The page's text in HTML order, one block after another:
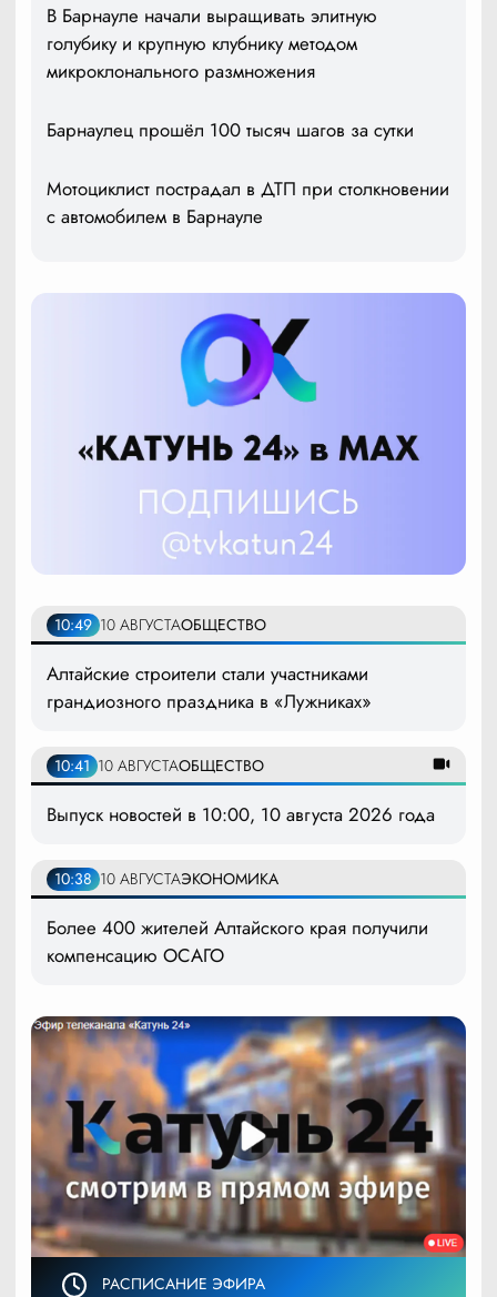
В Барнауле начали выращивать элитную
голубику и крупную клубнику методом
микроклонального размножения
Барнаулец прошёл 100 тысяч шагов за сутки
Мотоциклист пострадал в ДТП при столкновении
с автомобилем в Барнауле
10:49 10 АВГУСТАОБЩЕСТВО
Алтайские строители стали участниками
грандиозного праздника в «Лужниках»
10:41 10 АВГУСТАОБЩЕСТВО
Выпуск новостей в 10:00, 10 августа 2026 года
10:38 10 АВГУСТАЭКОНОМИКА
Более 400 жителей Алтайского края получили
компенсацию ОСАГО
РАСПИСАНИЕ ЭФИРА